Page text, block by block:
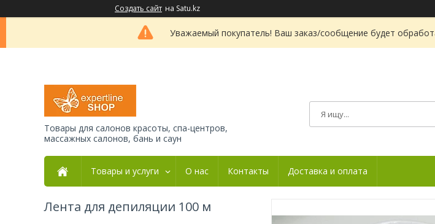
Создать сайт на Satu.kz
Уважаемый покупатель! Ваш заказ/сообщение будет
Товары для салонов красоты, спа-центров,
массажных салонов, бань и саун
Товары и услуги О нас Контакты Доставка и оплата
Лента для депиляции 100 м